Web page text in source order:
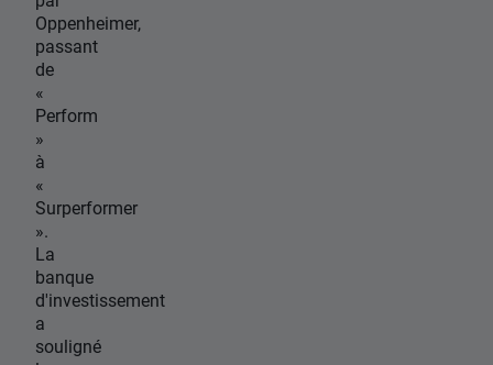
Oppenheimer,
passant
de
«
Perform
»
à
«
Surperformer
».
La
banque
d'investissement
a
souligné